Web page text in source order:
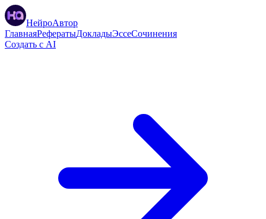
НейроАвтор
ГлавнаяРефератыДокладыЭссеСочинения
Создать с AI